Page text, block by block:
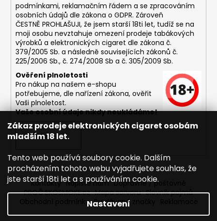
Zákaz prodeje elektronických cigaret osobám
mladším 18 let.
Tento web používá soubory cookie. Dalším
procházením tohoto webu vyjadřujete souhlas, že
jste starší 18ti let a s používáním cookie.
Nastavení
podmínkami, reklamačním řádem a se zpracováním
osobních údajů dle zákona o GDPR. Zároveň
ČESTNĚ PROHLAŠUJI, že jsem starší 18ti let, tudíž se na
moji osobu nevztahuje omezení prodeje tabákových
výrobků a elektronických cigaret dle zákona č.
379/2005 Sb. a následně souvisejících zákonů č.
225/2006 Sb., č. 274/2008 Sb a č. 305/2009 Sb.
Ověření plnoletosti
Pro nákup na našem e-shopu
potřebujeme, dle nařízení zákona, ověřit
Vaši plnoletost.
Vaše osobní údaje nikdy neukládáme!
PŘIHLÁSIT SE
Kontakty Napište nám Dopravné / poštovné
PROČ EKOSMOKE.cz Mapa serveru Slovník pojmů
Obchodní podmínky Prodávané značky